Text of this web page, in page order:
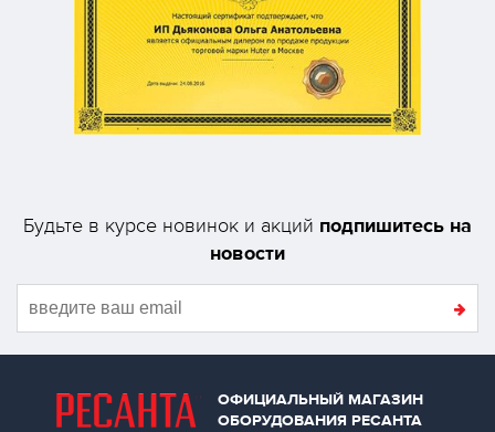
Будьте в курсе новинок и акций подпишитесь на
новости
ОФИЦИАЛЬНЫЙ МАГАЗИН
ОБОРУДОВАНИЯ РЕСАНТА